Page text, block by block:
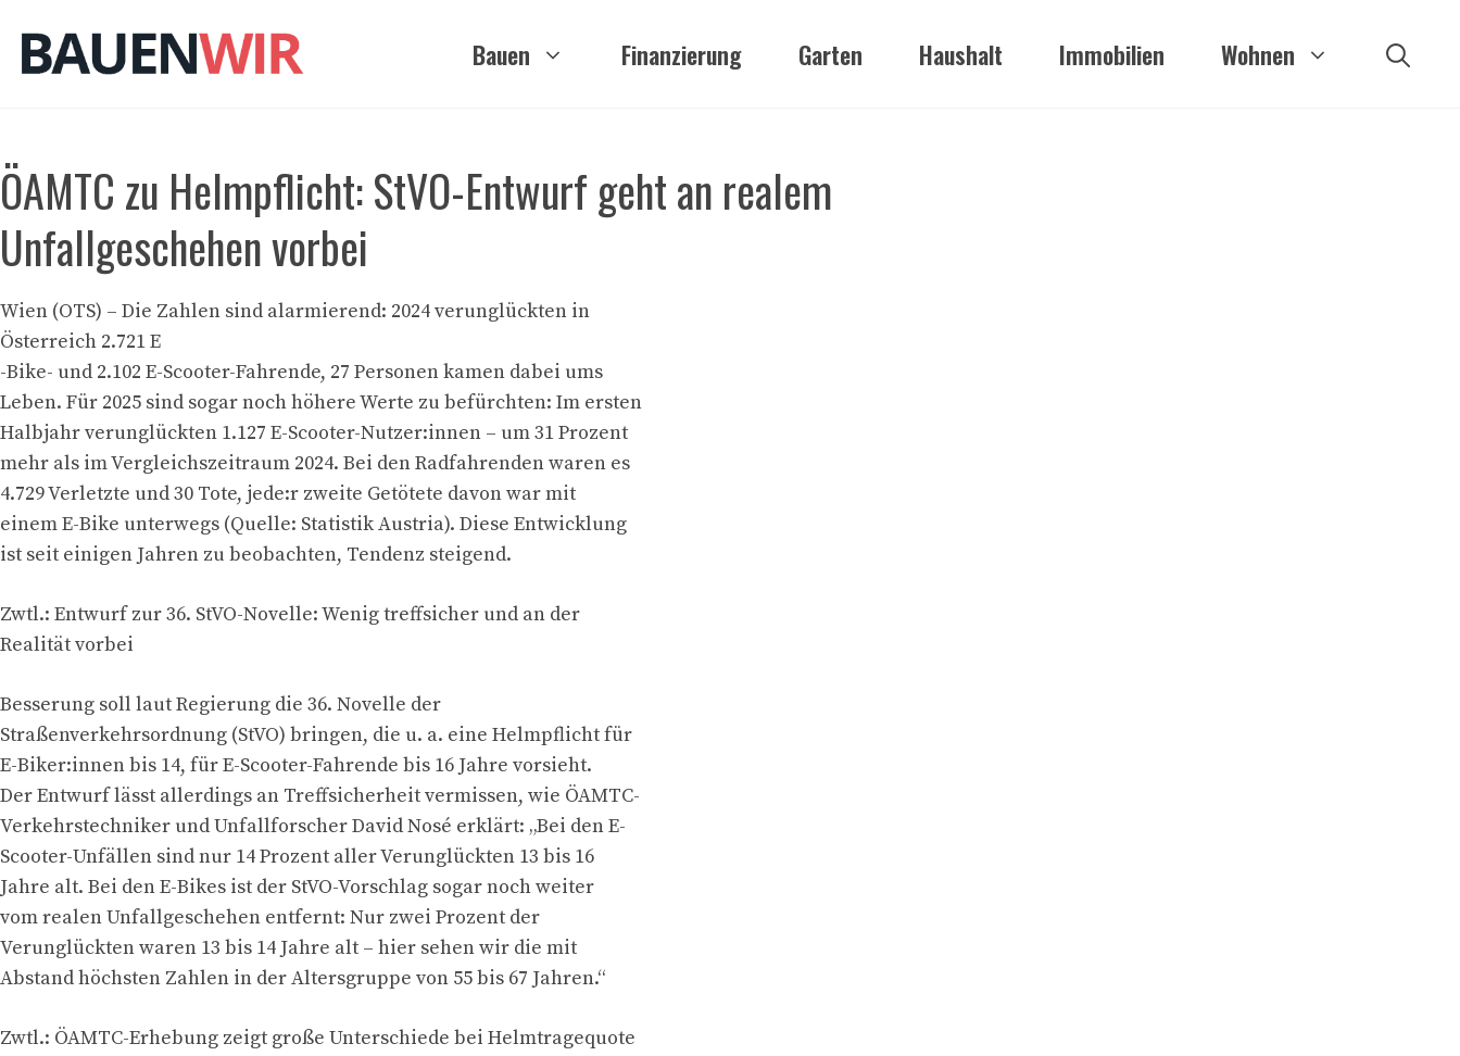
Inhalt
springen
Bauen Finanzierung Garten Haushalt Immobilien Wohnen
ÖAMTC zu Helmpflicht: StVO-Entwurf geht an realem
Unfallgeschehen vorbei
Wien (OTS) – Die Zahlen sind alarmierend: 2024 verunglückten in
Österreich 2.721 E
-Bike- und 2.102 E-Scooter-Fahrende, 27 Personen kamen dabei ums
Leben. Für 2025 sind sogar noch höhere Werte zu befürchten: Im ersten
Halbjahr verunglückten 1.127 E-Scooter-Nutzer:innen – um 31 Prozent
mehr als im Vergleichszeitraum 2024. Bei den Radfahrenden waren es
4.729 Verletzte und 30 Tote, jede:r zweite Getötete davon war mit
einem E-Bike unterwegs (Quelle: Statistik Austria). Diese Entwicklung
ist seit einigen Jahren zu beobachten, Tendenz steigend.
Zwtl.: Entwurf zur 36. StVO-Novelle: Wenig treffsicher und an der
Realität vorbei
Besserung soll laut Regierung die 36. Novelle der
Straßenverkehrsordnung (StVO) bringen, die u. a. eine Helmpflicht für
E-Biker:innen bis 14, für E-Scooter-Fahrende bis 16 Jahre vorsieht.
Der Entwurf lässt allerdings an Treffsicherheit vermissen, wie ÖAMTC-
Verkehrstechniker und Unfallforscher David Nosé erklärt: „Bei den E-
Scooter-Unfällen sind nur 14 Prozent aller Verunglückten 13 bis 16
Jahre alt. Bei den E-Bikes ist der StVO-Vorschlag sogar noch weiter
vom realen Unfallgeschehen entfernt: Nur zwei Prozent der
Verunglückten waren 13 bis 14 Jahre alt – hier sehen wir die mit
Abstand höchsten Zahlen in der Altersgruppe von 55 bis 67 Jahren.“
Zwtl.: ÖAMTC-Erhebung zeigt große Unterschiede bei Helmtragequote